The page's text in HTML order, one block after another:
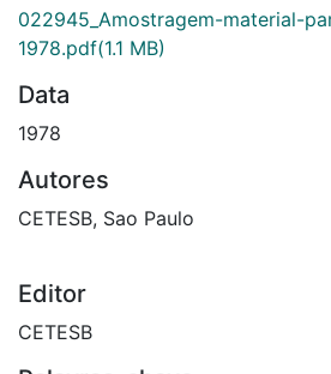
022945_Amostragem-material-
1978.pdf(1.1 MB)
Data
1978
Autores
CETESB, Sao Paulo
Editor
CETESB